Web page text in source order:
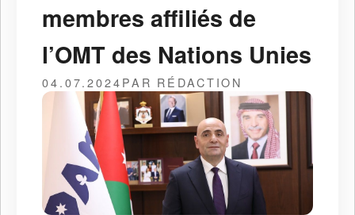
membres affiliés de
l’OMT des Nations Unies
04.07.2024PAR RÉDACTION